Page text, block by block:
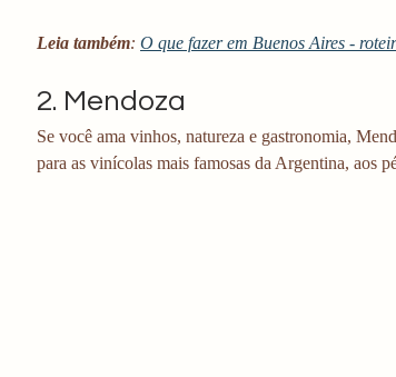
Leia também: O que fazer em Buenos Aires -
2. Mendoza
Se você ama vinhos, natureza e gastronomia,
para as vinícolas mais famosas da Argentina, aos